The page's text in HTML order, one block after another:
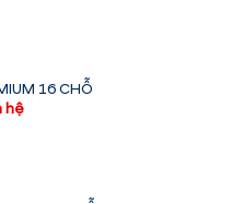
16 CHỖ
hệ